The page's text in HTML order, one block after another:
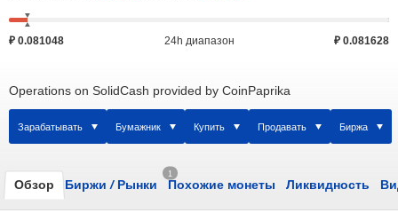
₽ 0.081048 24h диапазон ₽ 0.081628
Operations on SolidCash provided by CoinPaprika
Зарабатывать Бумажник Купить Продавать Биржа
Обзор Биржи /Рынки
1
Похожие монеты Ликвидность